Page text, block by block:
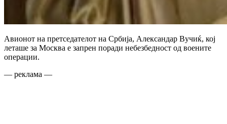
Авионот на претседателот на Србија, Александар Вучиќ, кој
леташе за Москва е запрен поради небезбедност од воените
операции.
— реклама —